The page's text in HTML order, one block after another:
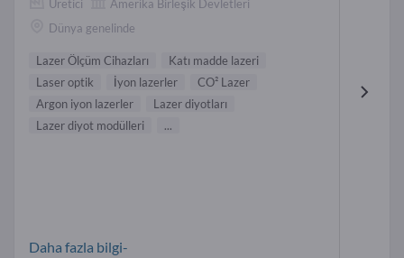
Üretici
Amerika Birleşik Devletleri
Dünya genelinde
Lazer Ölçüm Cihazları
Katı madde lazeri
Laser optik
İyon lazerler
CO² Lazer
Argon iyon lazerler
Lazer diyotları
Lazer diyot modülleri
...
Daha fazla bilgi-